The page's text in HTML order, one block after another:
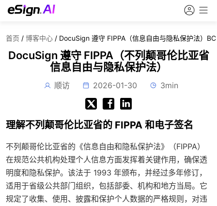
首页 / 博客中心 / DocuSign 遵守 FIPPA（信息自由与隐私保护法）BC
DocuSign 遵守 FIPPA（不列颠哥伦比亚省
信息自由与隐私保护法）
顺访 2026-01-30 3min
理解不列颠哥伦比亚省的 FIPPA 和电子签名
不列颠哥伦比亚省的《信息自由和隐私保护法》（FIPPA）
在规范公共机构处理个人信息方面发挥着关键作用，确保透
明度和隐私保护。该法于 1993 年颁布，并经过多年修订，
适用于省级公共部门组织，包括部委、机构和地方当局。它
规定了收集、使用、披露和保护个人数据的严格规则，对违